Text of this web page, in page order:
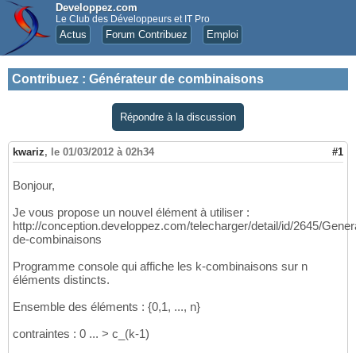
Developpez.com
Le Club des Développeurs et IT Pro
Actus Forum Contribuez Emploi
Contribuez : Générateur de combinaisons
Répondre à la discussion
kwariz, le 01/03/2012 à 02h34 #1
Bonjour,
Je vous propose un nouvel élément à utiliser :
http://conception.developpez.com/telecharger/detail/id/2645/
de-combinaisons
Programme console qui affiche les k-combinaisons sur n
éléments distincts.
Ensemble des éléments : {0,1, ..., n}
contraintes : 0 ... > c_(k-1)